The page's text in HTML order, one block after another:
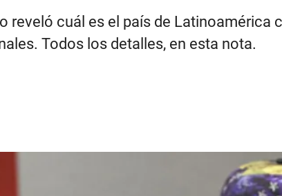
reveló cuál es el país de Latinoamérica
Todos los detalles, en esta nota.